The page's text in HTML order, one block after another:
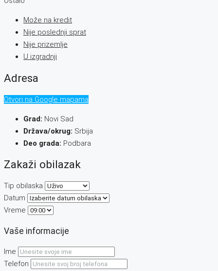
Može na kredit
Nije poslednji sprat
Nije prizemlje
U izgradnji
Adresa
Otvori na Google mapama
Grad: Novi Sad
Država/okrug: Srbija
Deo grada: Podbara
Zakaži obilazak
Tip obilaska
Datum
Vreme
Vaše informacije
Ime
Telefon